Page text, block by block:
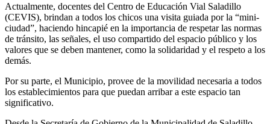
Actualmente, docentes del Centro de Educación Vial Saladillo
(CEVIS), brindan a todos los chicos una visita guiada por la “mini-
ciudad”, haciendo hincapié en la importancia de respetar las normas
de tránsito, las señales, el uso compartido del espacio público y los
valores que se deben mantener, como la solidaridad y el respeto a los
demás.
Por su parte, el Municipio, provee de la movilidad necesaria a todos
los establecimientos para que puedan arribar a este espacio tan
significativo.